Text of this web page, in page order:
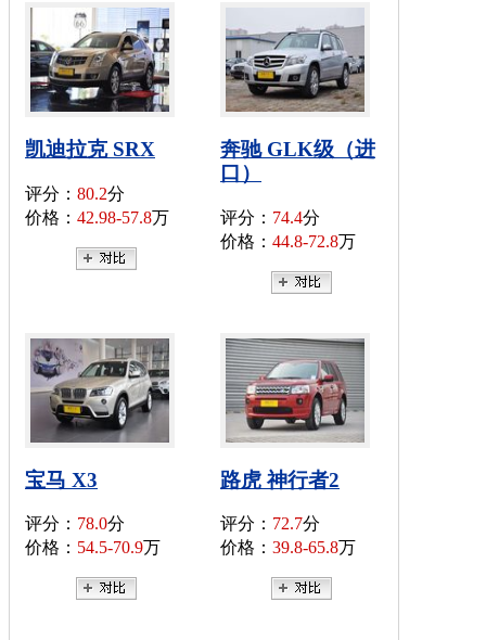
凯迪拉克 SRX
评分： 80.2分
价格： 42.98-57.8万
奔驰 GLK级（进
口）
评分： 74.4分
价格： 44.8-72.8万
宝马 X3
评分： 78.0分
价格： 54.5-70.9万
路虎 神行者2
评分： 72.7分
价格： 39.8-65.8万